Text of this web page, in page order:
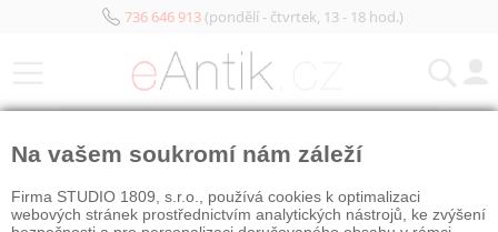
736 646 913(pondělí - čtvrtek, 13 - 18 hod.)
Na vašem soukromí nám záleží
Firma STUDIO 1809, s.r.o., používá cookies k optimalizaci
webových stránek prostřednictvím analytických nástrojů, ke zvýšení